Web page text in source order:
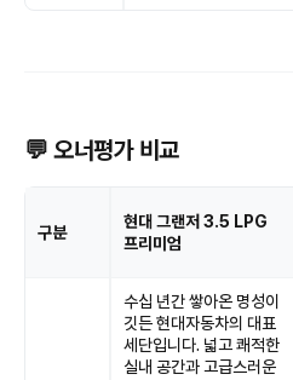
💬 오너평가 비교
구분
현대 그랜저 3.5 LPG
프리미엄
수십 년간 쌓아온 명성이
깃든 현대자동차의 대표
세단입니다. 넓고 쾌적한
실내 공간과 고급스러운